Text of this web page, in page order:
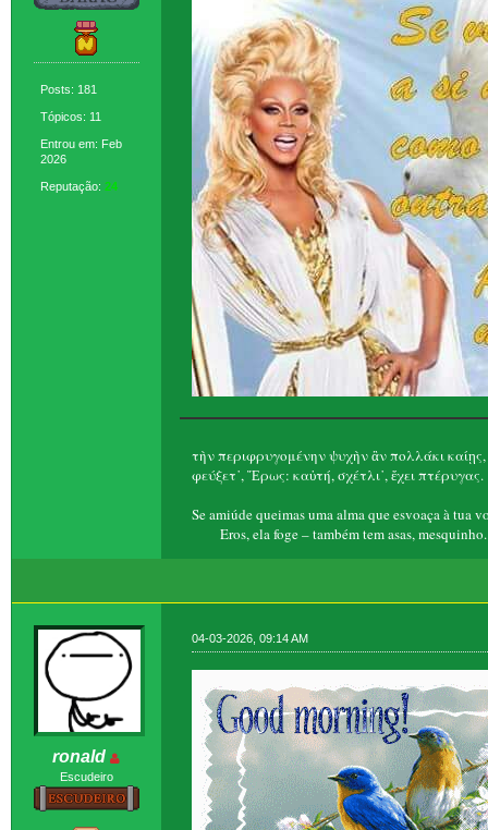
Posts: 181
Tópicos: 11
Entrou em: Feb
2026
Reputação: 24
τὴν περιφρυγομένην ψυχὴν ἂν πολλάκι καίῃς,
φεύξετ᾽, Ἔρως: καὐτή, σχέτλι᾽, ἔχει πτέρυγας.
Se amiúde queimas uma alma que esvoaça à tua
Eros, ela foge – também tem asas, mesquinho.
ronald
Escudeiro
04-03-2026, 09:14 AM